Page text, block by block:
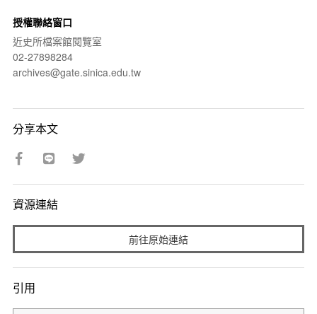
授權聯絡窗口
近史所檔案館閱覽室
02-27898284
archives@gate.sinica.edu.tw
分享本文
資源連結
前往原始連結
引用